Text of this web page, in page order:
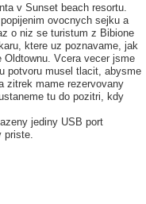
v Sunset beach resortu.
ovocnych sejku a
o niz se turistum z Bibione
ktere uz poznavame, jak
Vcera vecer jsme
potvoru musel tlacit, abysme
zitrek mame rezervovany
tu do pozitri, kdy
jediny USB port